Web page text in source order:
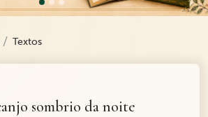
Textos
sombrio da noite